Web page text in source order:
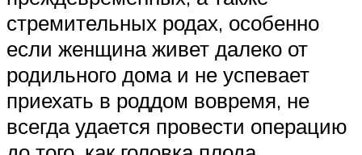
стремительных родах, особенно
если женщина живет далеко от
родильного дома и не успевает
приехать в роддом вовремя, не
всегда удается провести операцию